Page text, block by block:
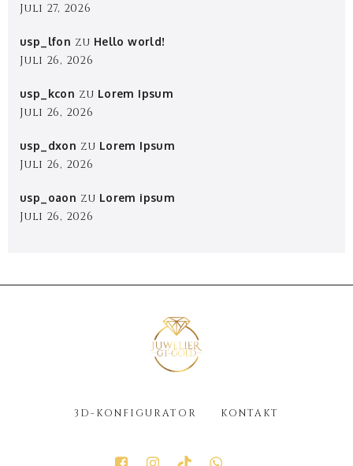
Juli 27, 2026
usp_lfon zu Hello world!
Juli 26, 2026
usp_kcon zu Lorem Ipsum
Juli 26, 2026
usp_dxon zu Lorem Ipsum
Juli 26, 2026
usp_oaon zu Lorem ipsum
Juli 26, 2026
3D-KONFIGURATOR KONTAKT